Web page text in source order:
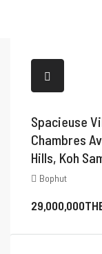
Spacieuse
Chambres
Hills, Koh
Bophut